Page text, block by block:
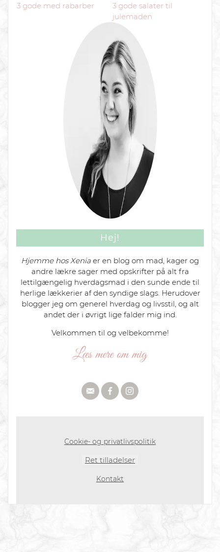
3 gode med rabarber
3 gode salater til
julemaden
Hej!
Hjemme hos Xenia er en blog om mad, kager og
andre lækre sager med opskrifter på alt fra
lettilgængelig hverdagsmad i den sunde ende til
herlige lækkerier af den syndige slags. Herudover
blogger jeg om generel hverdag og livsstil, og alt
andet der i øvrigt lige falder mig ind.
Velkommen til og velbekomme!
Cookie- og privatlivspolitik
Ret tilladelser
Kontakt